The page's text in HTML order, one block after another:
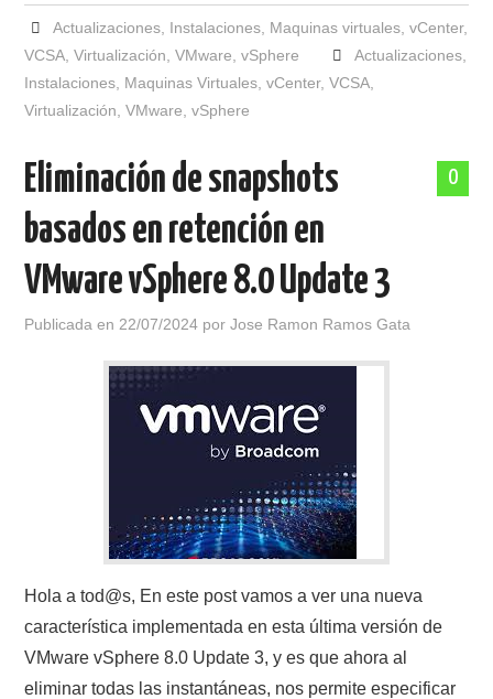
Actualizaciones, Instalaciones, Maquinas virtuales, vCenter,
VCSA ,Virtualización ,VMware ,vSphere Actualizaciones,
Instalaciones Maquinas Virtuales ,vCenter,VCSA
Virtualización ,VMware ,vSphere
0
Eliminación de snapshots
basados en retención en
VMware vSphere 8.0 Update 3
Publicada en 22/07/2024 porJose Ramon Ramos Gata
Hola a tod@s, En este post vamos a ver una nueva
característica implementada en esta última versión de
VMware vSphere 8.0 Update 3, y es que ahora al
eliminar todas las instantáneas, nos permite especificar